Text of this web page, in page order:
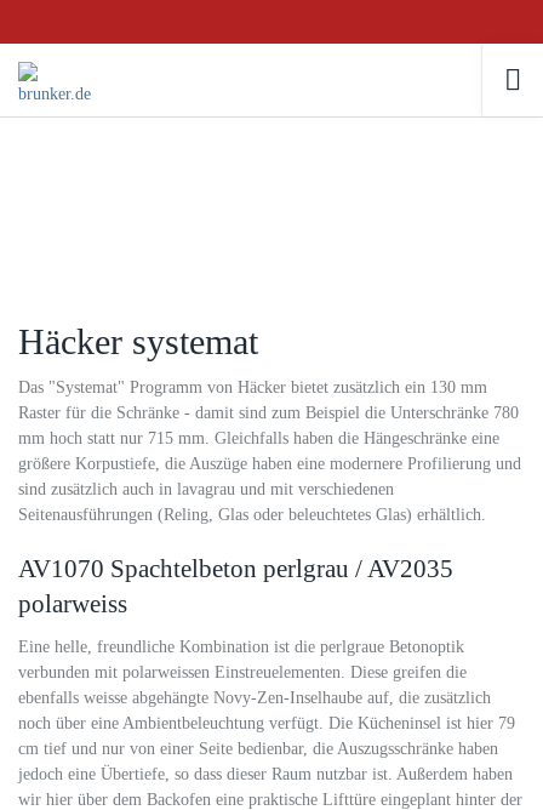
Häcker systemat
Das "Systemat" Programm von Häcker bietet zusätzlich ein 130 mm
Raster für die Schränke - damit sind zum Beispiel die Unterschränke 780
mm hoch statt nur 715 mm. Gleichfalls haben die Hängeschränke eine
größere Korpustiefe, die Auszüge haben eine modernere Profilierung und
sind zusätzlich auch in lavagrau und mit verschiedenen
Seitenausführungen (Reling, Glas oder beleuchtetes Glas) erhältlich.
AV1070 Spachtelbeton perlgrau / AV2035
polarweiss
Eine helle, freundliche Kombination ist die perlgraue Betonoptik
verbunden mit polarweissen Einstreuelementen. Diese greifen die
ebenfalls weisse abgehängte Novy-Zen-Inselhaube auf, die zusätzlich
noch über eine Ambientbeleuchtung verfügt. Die Kücheninsel ist hier 79
cm tief und nur von einer Seite bedienbar, die Auszugsschränke haben
jedoch eine Übertiefe, so dass dieser Raum nutzbar ist. Außerdem haben
wir hier über dem Backofen eine praktische Lifttüre eingeplant hinter der